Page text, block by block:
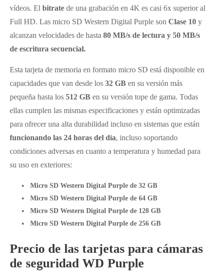
vídeos. El bitrate de una grabación en 4K es casi 6x superior al
Full HD. Las micro SD Western Digital Purple son Clase 10 y
alcanzan velocidades de hasta 80 MB/s de lectura y 50 MB/s
de escritura secuencial.
Esta tarjeta de memoria en formato micro SD está disponible en
capacidades que van desde los 32 GB en su versión más
pequeña hasta los 512 GB en su versión tope de gama. Todas
ellas cumplen las mismas especificaciones y están optimizadas
para ofrecer una alta durabilidad incluso en sistemas que están
funcionando las 24 horas del día, incluso soportando
condiciones adversas en cuanto a temperatura y humedad para
su uso en exteriores:
Micro SD Western Digital Purple de 32 GB
Micro SD Western Digital Purple de 64 GB
Micro SD Western Digital Purple de 128 GB
Micro SD Western Digital Purple de 256 GB
Precio de las tarjetas para cámaras
de seguridad WD Purple